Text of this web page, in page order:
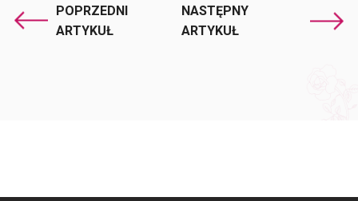
POPRZEDNI
ARTYKUŁ
NASTĘPNY
ARTYKUŁ